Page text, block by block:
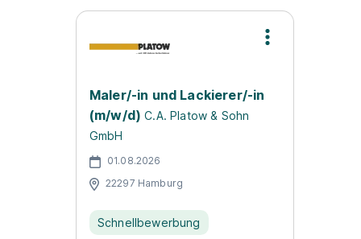
Maler/-in und Lackierer/-in
(m/w/d) C.A. Platow & Sohn
GmbH
01.08.2026
22297 Hamburg
Schnellbewerbung